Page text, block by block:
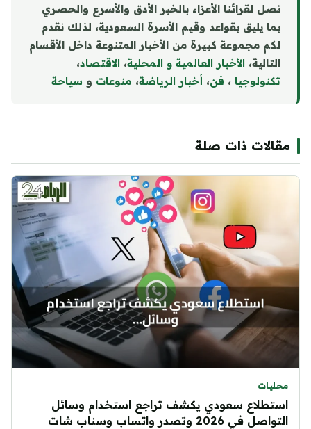
نصل لقرائنا الأعزاء بالخبر الأدق والأسرع والحصري
بما يليق بقواعد وقيم الأسرة السعودية، لذلك نقدم
لكم مجموعة كبيرة من الأخبار المتنوعة داخل الأقسام
التالية، الأخبار العالمية و المحلية، الاقتصاد،
تكنولوجيا ، فن، أخبار الرياضة، منوعات و سياحة
مقالات ذات صلة
محليات
استطلاع سعودي يكشف تراجع استخدام وسائل
التواصل في 2026 وتصدر واتساب وسناب شات